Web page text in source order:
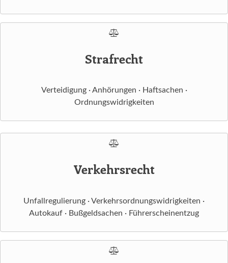
Strafrecht
Verteidigung · Anhörungen · Haftsachen ·
Ordnungswidrigkeiten
Verkehrsrecht
Unfallregulierung · Verkehrsordnungswidrigkeiten ·
Autokauf · Bußgeldsachen · Führerscheinentzug